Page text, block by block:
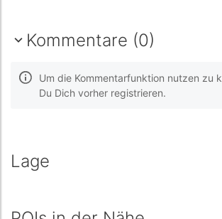
Kommentare (0)
Um die Kommentarfunktion nutzen zu
Du Dich vorher registrieren.
Lage